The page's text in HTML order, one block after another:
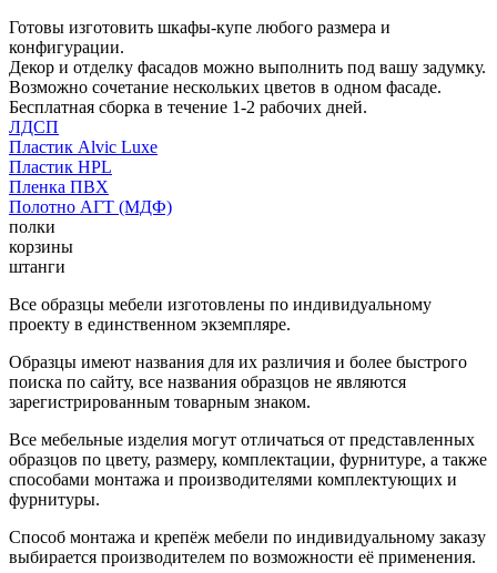
Готовы изготовить шкафы-купе любого размера и
конфигурации.
Декор и отделку фасадов можно выполнить под вашу задумку.
Возможно сочетание нескольких цветов в одном фасаде.
Бесплатная сборка в течение 1-2 рабочих дней.
ЛДСП
Пластик Alvic Luxe
Пластик HPL
Пленка ПВХ
Полотно АГТ (МДФ)
полки
корзины
штанги
Все образцы мебели изготовлены по индивидуальному
проекту в единственном экземпляре.
Образцы имеют названия для их различия и более быстрого
поиска по сайту, все названия образцов не являются
зарегистрированным товарным знаком.
Все мебельные изделия могут отличаться от представленных
образцов по цвету, размеру, комплектации, фурнитуре, а также
способами монтажа и производителями комплектующих и
фурнитуры.
Способ монтажа и крепёж мебели по индивидуальному заказу
выбирается производителем по возможности её применения.